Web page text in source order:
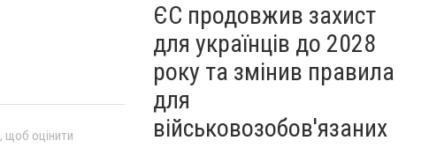
, щоб оцінити
ЄС продовжив захист
для українців до 2028
року та змінив правила
для
військовозобов'язаних